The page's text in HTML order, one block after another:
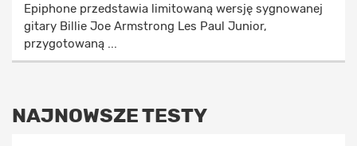
Epiphone przedstawia limitowaną wersję sygnowanej
gitary Billie Joe Armstrong Les Paul Junior,
przygotowaną ...
NAJNOWSZE TESTY